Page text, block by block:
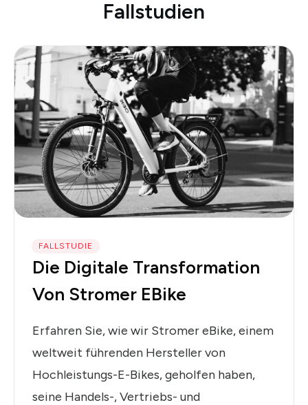
Fallstudien
FALLSTUDIE
Die Digitale Transformation
Von Stromer EBike
Erfahren Sie, wie wir Stromer eBike, einem
weltweit führenden Hersteller von
Hochleistungs-E-Bikes, geholfen haben,
seine Handels-, Vertriebs- und